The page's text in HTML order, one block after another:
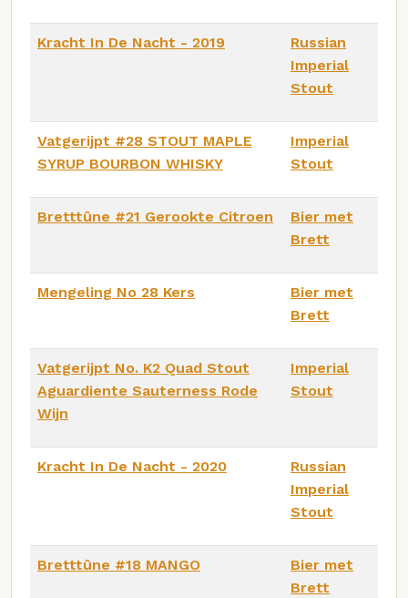
Kracht In De Nacht - 2019
Russian
Imperial
Stout
Vatgerijpt #28 STOUT MAPLE
SYRUP BOURBON WHISKY
Imperial
Stout
Bretttûne #21 Gerookte Citroen
Bier met
Brett
Mengeling No 28 Kers
Bier met
Brett
Vatgerijpt No. K2 Quad Stout
Aguardiente Sauterness Rode
Wijn
Imperial
Stout
Kracht In De Nacht - 2020
Russian
Imperial
Stout
Bretttûne #18 MANGO
Bier met
Brett